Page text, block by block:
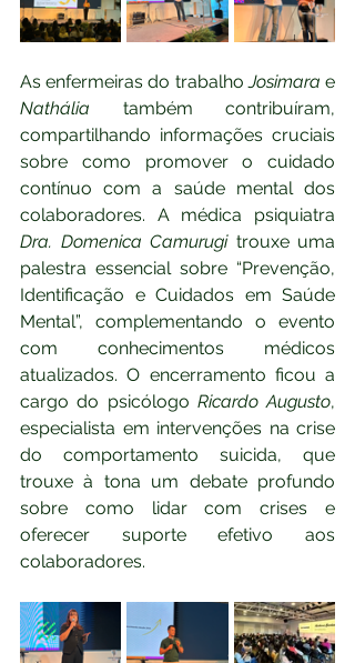
As enfermeiras do trabalho Josimara
Nathália também contribuíram,
compartilhando informações cruciais
sobre como promover o cuidado
contínuo com a saúde mental dos
Dra. Domenica Camurugi trouxe uma
palestra essencial sobre “Prevenção,
Identificação e Cuidados em Saúde
Mental”, complementando o evento
com conhecimentos médicos
atualizados. O encerramento ficou a
cargo do psicólogo Ricardo Augusto,
especialista em intervenções na crise
do comportamento suicida, que
trouxe à tona um debate profundo
sobre como lidar com crises e
oferecer suporte efetivo aos
colaboradores.